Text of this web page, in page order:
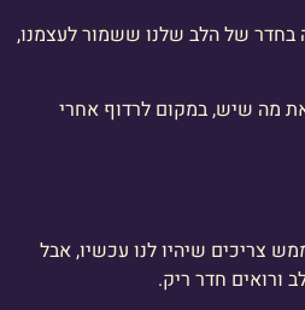
בחדר של הלב שלנו ששמור לעצמנו,
את מה שיש, במקום לרדוף אחרי
צריכים שיהיו לנו עכשיו, אבל
ורואים חדר ריק.